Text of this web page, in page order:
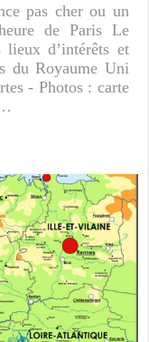
pas cher ou un
de Paris Le
d’intérêts et
du Royaume Uni
- Photos : carte